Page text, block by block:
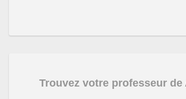
Trouvez votre professeur de